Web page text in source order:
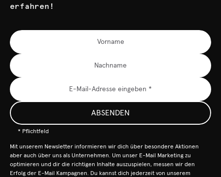
erfahren!
ABSENDEN
* Pflichtfeld
Mit unserem Newsletter informieren wir dich über besondere Aktionen
aber auch über uns als Unternehmen. Um unser E-Mail Marketing zu
optimieren und dir die richtigen Inhalte auszuspielen, messen wir den
Erfolg der E-Mail Kampagnen. Du kannst dich jederzeit von unserem